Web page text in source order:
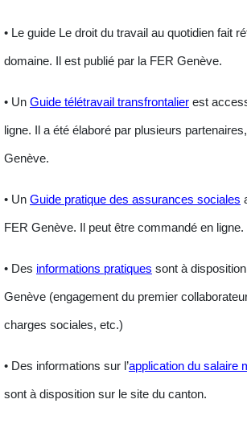
• Le guide Le droit du travail au quotidien fait
domaine. Il est publié par la FER Genève.
• Un Guide télétravail transfrontalier est
ligne. Il a été élaboré par plusieurs
Genève.
• Un Guide pratique des assurances sociales
FER Genève. Il peut être commandé en ligne.
• Des informations pratiques sont à
Genève (engagement du premier
charges sociales, etc.)
• Des informations sur l’application du salaire
sont à disposition sur le site du canton.